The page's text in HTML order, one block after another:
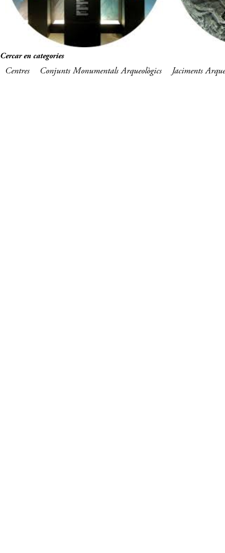
Cercar en categories
Centres Conjunts Monumentals Arqueològics Jaciments